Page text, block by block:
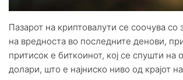
Пазарот на криптовалути се соочува со
на вредноста во последните денови,
притисок е биткоинот, кој се спушти на
долари, што е најниско ниво од крајот